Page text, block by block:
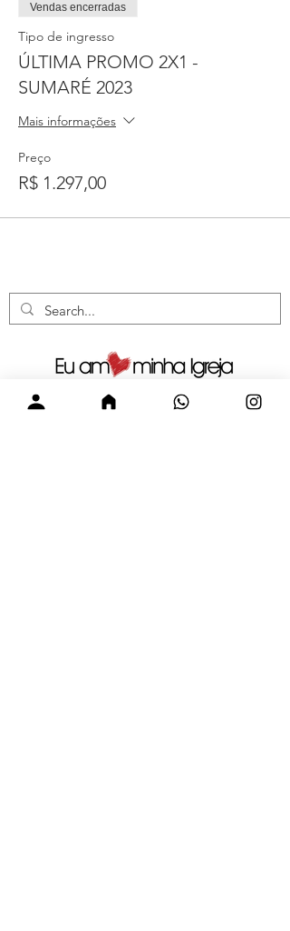
Vendas encerradas
Tipo de ingresso
ÚLTIMA PROMO 2X1 -
SUMARÉ 2023
Mais informações
Preço
R$ 1.297,00